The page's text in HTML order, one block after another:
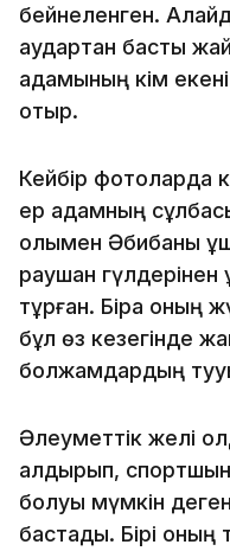
бейнеленген.
аудартқан басты
адамының кім екені
отыр.
Кейбір фотоларда
ер адамның
қолымен Әбибаны
раушан гүлдерінен
тұрған. Бірақ оның
бұл өз кезегінде
болжамдардың
Әлеуметтік желі
қалдырып,
болуы мүмкін деген
бастады. Бірі